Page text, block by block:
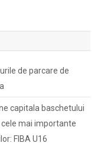
de parcare de
capitala baschetului
mai importante
FIBA U16